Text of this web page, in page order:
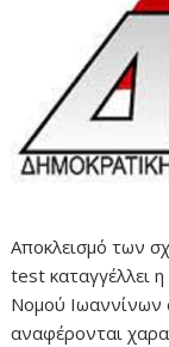
Αποκλεισμό των
test καταγγέλλει
Νομού Ιωαννίνων
αναφέρονται